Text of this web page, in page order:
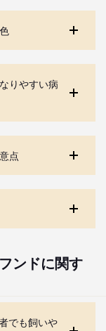
りやすい病
点
ンドに関す
でも飼いや